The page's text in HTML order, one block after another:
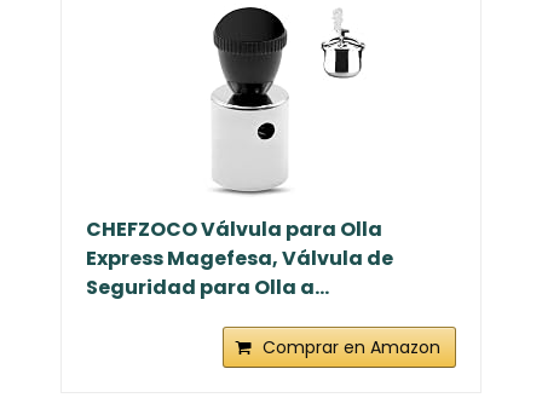
CHEFZOCO Válvula para Olla
Express Magefesa, Válvula de
Seguridad para Olla a...
Comprar en Amazon